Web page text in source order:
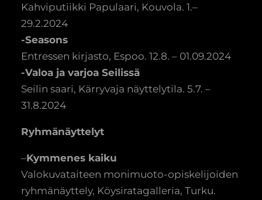
Kahviputiikki Papulaari, Kouvola. 1.–
29.2.2024
-Seasons
Entressen kirjasto, Espoo. 12.8. – 01.09.2024
-Valoa ja varjoa Seilissä
Seilin saari, Kärryvaja näyttelytila. 5.7. –
31.8.2024
Ryhmänäyttelyt
–Kymmenes kaiku
Valokuvataiteen monimuoto-opiskelijoiden
ryhmänäyttely, Köysiratagalleria, Turku.